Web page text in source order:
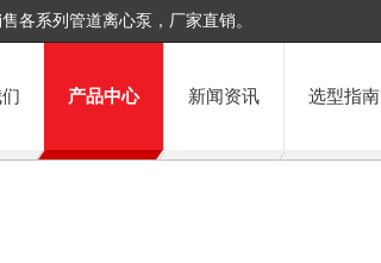
各系列管道离心泵，厂家直销。
产品中心 新闻资讯 选型指南